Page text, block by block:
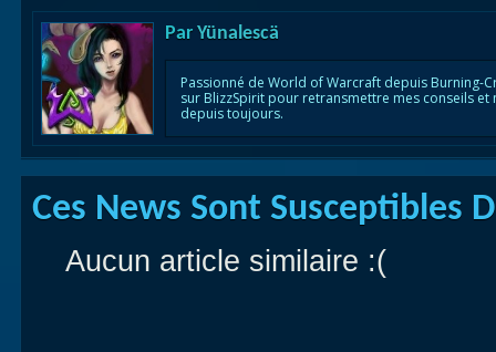
Par Yünalescä
Passionné de World of Warcraft depuis Burning-
sur BlizzSpirit pour retransmettre mes conseils
depuis toujours.
Ces News Sont Susceptibles
Aucun article similaire :(